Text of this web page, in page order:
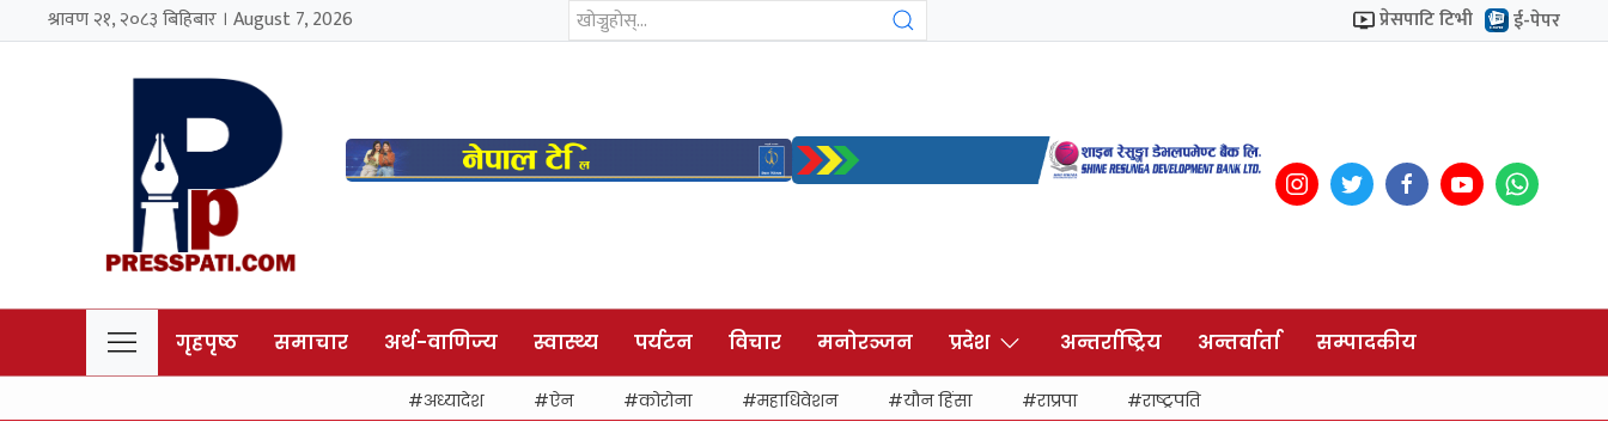
श्रावण २१, २०८३ बिहिबार । August 7, 2026 प्रेसपाटि टिभी ई-पेपर
गृहपृष्ठ समाचार अर्थ-वाणिज्य स्वास्थ्य पर्यटन विचार मनोरञ्जन प्रदेश अन्तर्राष्ट्रिय अन्तर्वार्ता सम्पादकीय
अध्यादेश ऐन कोरोना महाधिवेशन यौन हिंसा राप्रपा राष्ट्रपति